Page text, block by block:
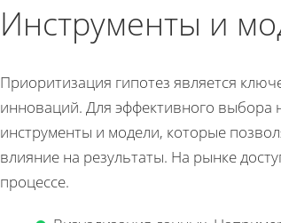
Инструменты и
Приоритизация гипотез является
инноваций. Для эффективного выбора
инструменты и модели, которые
влияние на результаты. На рынке
процессе.